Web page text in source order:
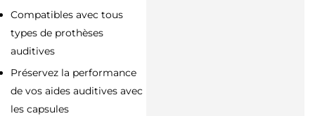
Compatibles avec tous
types de prothèses
auditives
Préservez la performance
de vos aides auditives avec
les capsules